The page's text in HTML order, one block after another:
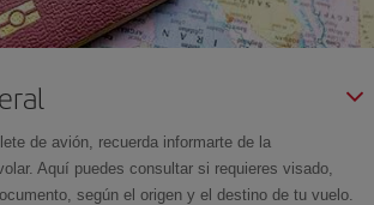
de avión, recuerda informarte de la
Aquí puedes consultar si requieres visado,
según el origen y el destino de tu vuelo.